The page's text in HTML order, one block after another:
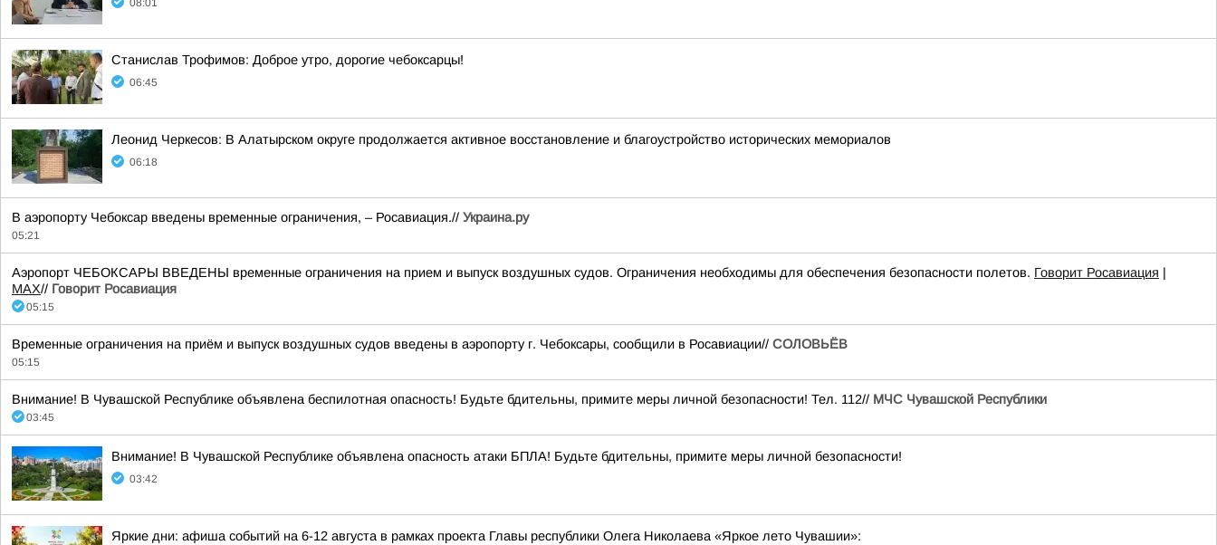
08:01
Станислав Трофимов: Доброе утро, дорогие чебоксарцы!
06:45
Леонид Черкесов: В Алатырском округе продолжается активное восстановление и благоустройство исторических мемориалов
06:18
В аэропорту Чебоксар введены временные ограничения, – Росавиация.// Украина.ру
05:21
Аэропорт ЧЕБОКСАРЫ ВВЕДЕНЫ временные ограничения на прием и выпуск воздушных судов. Ограничения необходимы для обеспечения безопасности полетов. Говорит Росавиация |
MАХ// Говорит Росавиация
05:15
Временные ограничения на приём и выпуск воздушных судов введены в аэропорту г. Чебоксары, сообщили в Росавиации// СОЛОВЬЁВ
05:15
Внимание! В Чувашской Республике объявлена беспилотная опасность! Будьте бдительны, примите меры личной безопасности! Тел. 112// МЧС Чувашской Республики
03:45
Внимание! В Чувашской Республике объявлена опасность атаки БПЛА! Будьте бдительны, примите меры личной безопасности!
03:42
Яркие дни: афиша событий на 6-12 августа в рамках проекта Главы республики Олега Николаева «Яркое лето Чувашии»: